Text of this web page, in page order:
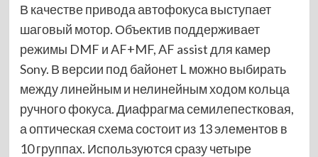
В качестве привода автофокуса выступает
шаговый мотор. Объектив поддерживает
режимы DMF и AF+MF, AF assist для камер
Sony. В версии под байонет L можно выбирать
между линейным и нелинейным ходом кольца
ручного фокуса. Диафрагма семилепестковая,
а оптическая схема состоит из 13 элементов в
10 группах. Используются сразу четыре